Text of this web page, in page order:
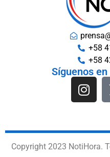
+58
+58
Síguenos
Copyright 2023 NotiHora.